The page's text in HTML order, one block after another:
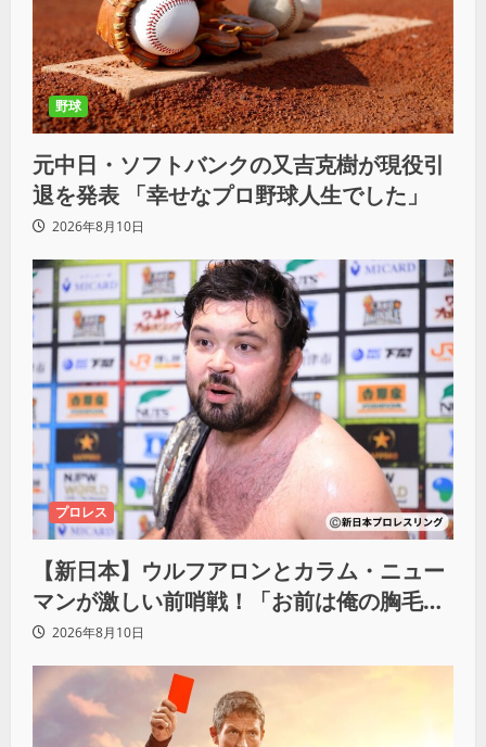
野球
元中日・ソフトバンクの又吉克樹が現役引
退を発表 「幸せなプロ野球人生でした」
2026年8月10日
プロレス
【新日本】ウルフアロンとカラム・ニュー
マンが激しい前哨戦！「お前は俺の胸毛に
カラム(絡む)小バエと一緒だ」
2026年8月10日